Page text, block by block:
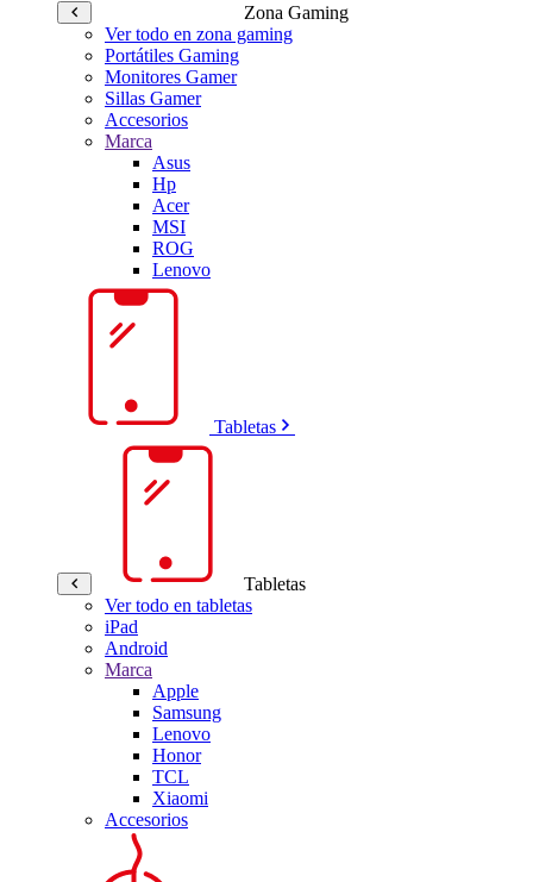
Zona Gaming
Ver todo en zona gaming
Portátiles Gaming
Monitores Gamer
Sillas Gamer
Accesorios
Marca
Asus
Hp
Acer
MSI
ROG
Lenovo
Tabletas
Tabletas
Ver todo en tabletas
iPad
Android
Marca
Apple
Samsung
Lenovo
Honor
TCL
Xiaomi
Accesorios